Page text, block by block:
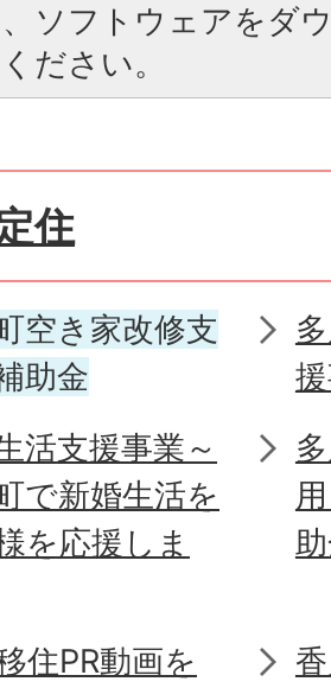
ソフトウェアをダ
ださい。
住
空き家改修支
助金
活支援事業～
で新婚生活を
を応援しま
住PR動画を